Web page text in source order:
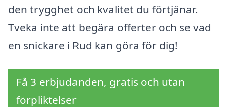
den trygghet och kvalitet du förtjänar.
Tveka inte att begära offerter och se vad
en snickare i Rud kan göra för dig!
Få 3 erbjudanden, gratis och utan
förpliktelser